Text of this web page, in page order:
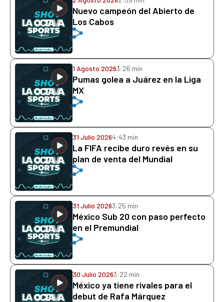
Nuevo campeón del Abierto de
Los Cabos
1 Agosto 20263:26 min
Pumas golea a Juárez en la Liga
MX
31 Julio 20264:43 min
La FIFA recibe duro revés en su
plan de venta del Mundial
31 Julio 20263:25 min
México Sub 20 con paso perfecto
en el Premundial
30 Julio 20263:22 min
México ya tiene rivales para el
debut de Rafa Márquez